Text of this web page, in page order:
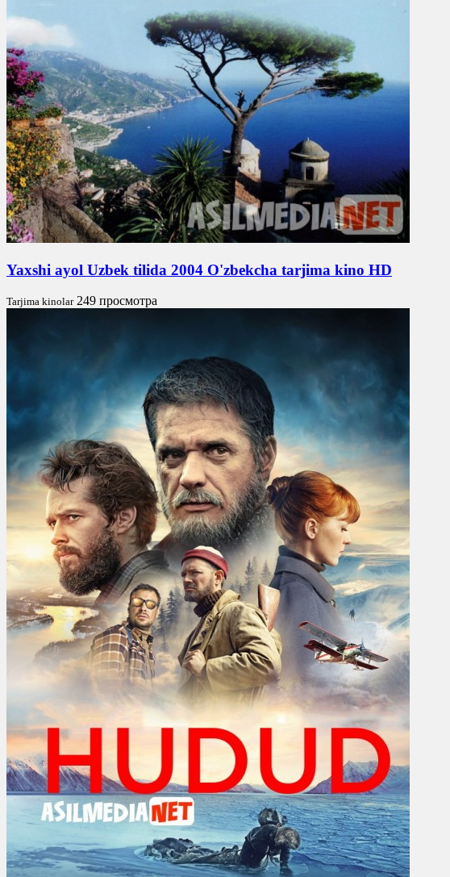
Yaxshi ayol Uzbek tilida 2004 O'zbekcha tarjima kino HD
Tarjima kinolar 249 просмотра